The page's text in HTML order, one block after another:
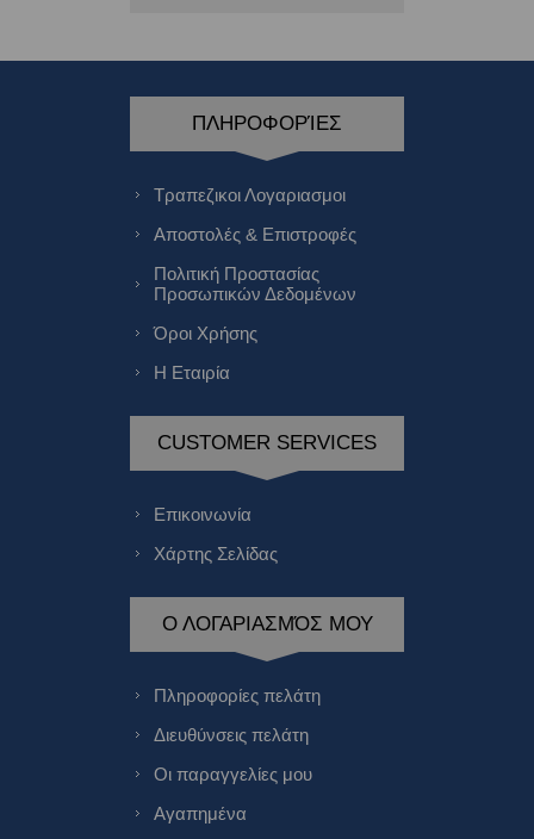
ΠΛΗΡΟΦΟΡΊΕΣ
Τραπεζικοι Λογαριασμοι
Αποστολές & Επιστροφές
Πολιτική Προστασίας
Προσωπικών Δεδομένων
Όροι Χρήσης
Η Εταιρία
CUSTOMER SERVICES
Επικοινωνία
Χάρτης Σελίδας
Ο ΛΟΓΑΡΙΑΣΜΌΣ ΜΟΥ
Πληροφορίες πελάτη
Διευθύνσεις πελάτη
Οι παραγγελίες μου
Αγαπημένα